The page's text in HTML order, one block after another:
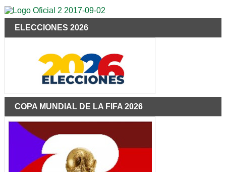
ELECCIONES 2026
COPA MUNDIAL DE LA FIFA 2026